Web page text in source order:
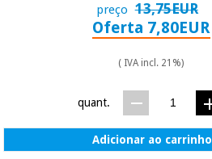
preço 13,75EUR
Oferta 7,80EUR
( IVA incl. 21%)
quant.
Adicionar ao carrinho